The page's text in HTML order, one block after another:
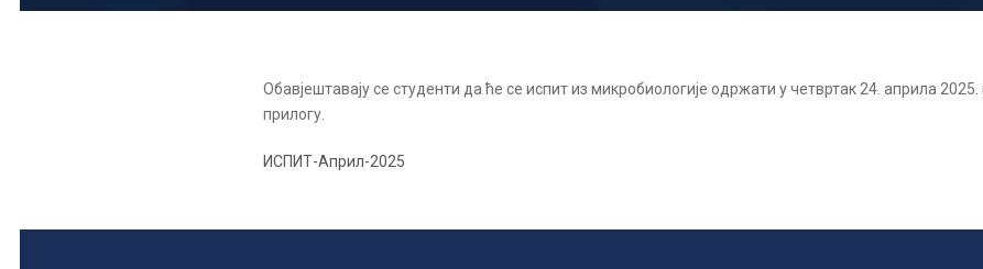
Обавјештавају се студенти да ће се испит из микробиологије одржати у четвртак 24. априла
прилогу.
ИСПИТ-Април-2025